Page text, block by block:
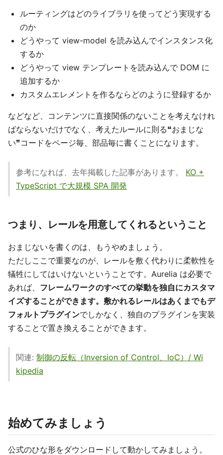
ルーティングはどのライブラリを使ってどう実現する
のか
どうやって view-model を読み込んでインスタンス化
するか
どうやって view テンプレートを読み込んで DOM に
追加するか
カスタムエレメントを作るならどのように登録するか
などなど、コンテンツに直接関係のないことを考えなけれ
ばならないだけでなく、考えたルールに則る❝おまじな
い❞コードをページ毎、部品毎に書くことになります。
参考になれば、去年掲載した記事があります。 KO +
TypeScript で大規模 SPA 開発
つまり、レールを用意してくれるということ
おまじないを書くのは、もうやめましょう。
ただしここで重要なのが、レールを敷く代わりに柔軟性を
犠牲にしてはいけないということです。Aurelia は必要で
あれば、 フレームワークのすべての挙動を独自にカスタマ
イズすることができます。敷かれるレールはあくまでもデ
フォルトプラグインでしかなく、独自のプラグインを実装
することで置き換えることができます。
関連: 制御の反転（Inversion of Control、IoC）/ Wi
kipedia
始めてみましょう
公式のひな形をダウンロードして動かしてみましょう。